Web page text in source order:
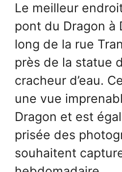
Le meilleur
pont du Dragon à
long de la rue
près de la statue
cracheur d’eau.
une vue
Dragon et est
prisée des
souhaitent